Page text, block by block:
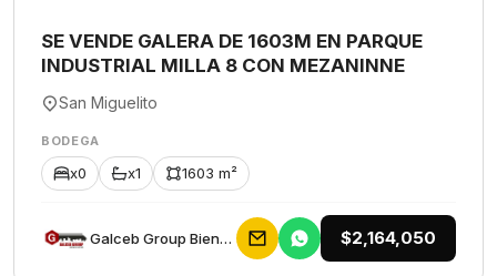
SE VENDE GALERA DE 1603M EN PARQUE
INDUSTRIAL MILLA 8 CON MEZANINNE
San Miguelito
BODEGA
x0 x1 1603 m²
Galceb Group Bienes Raices $2,164,050